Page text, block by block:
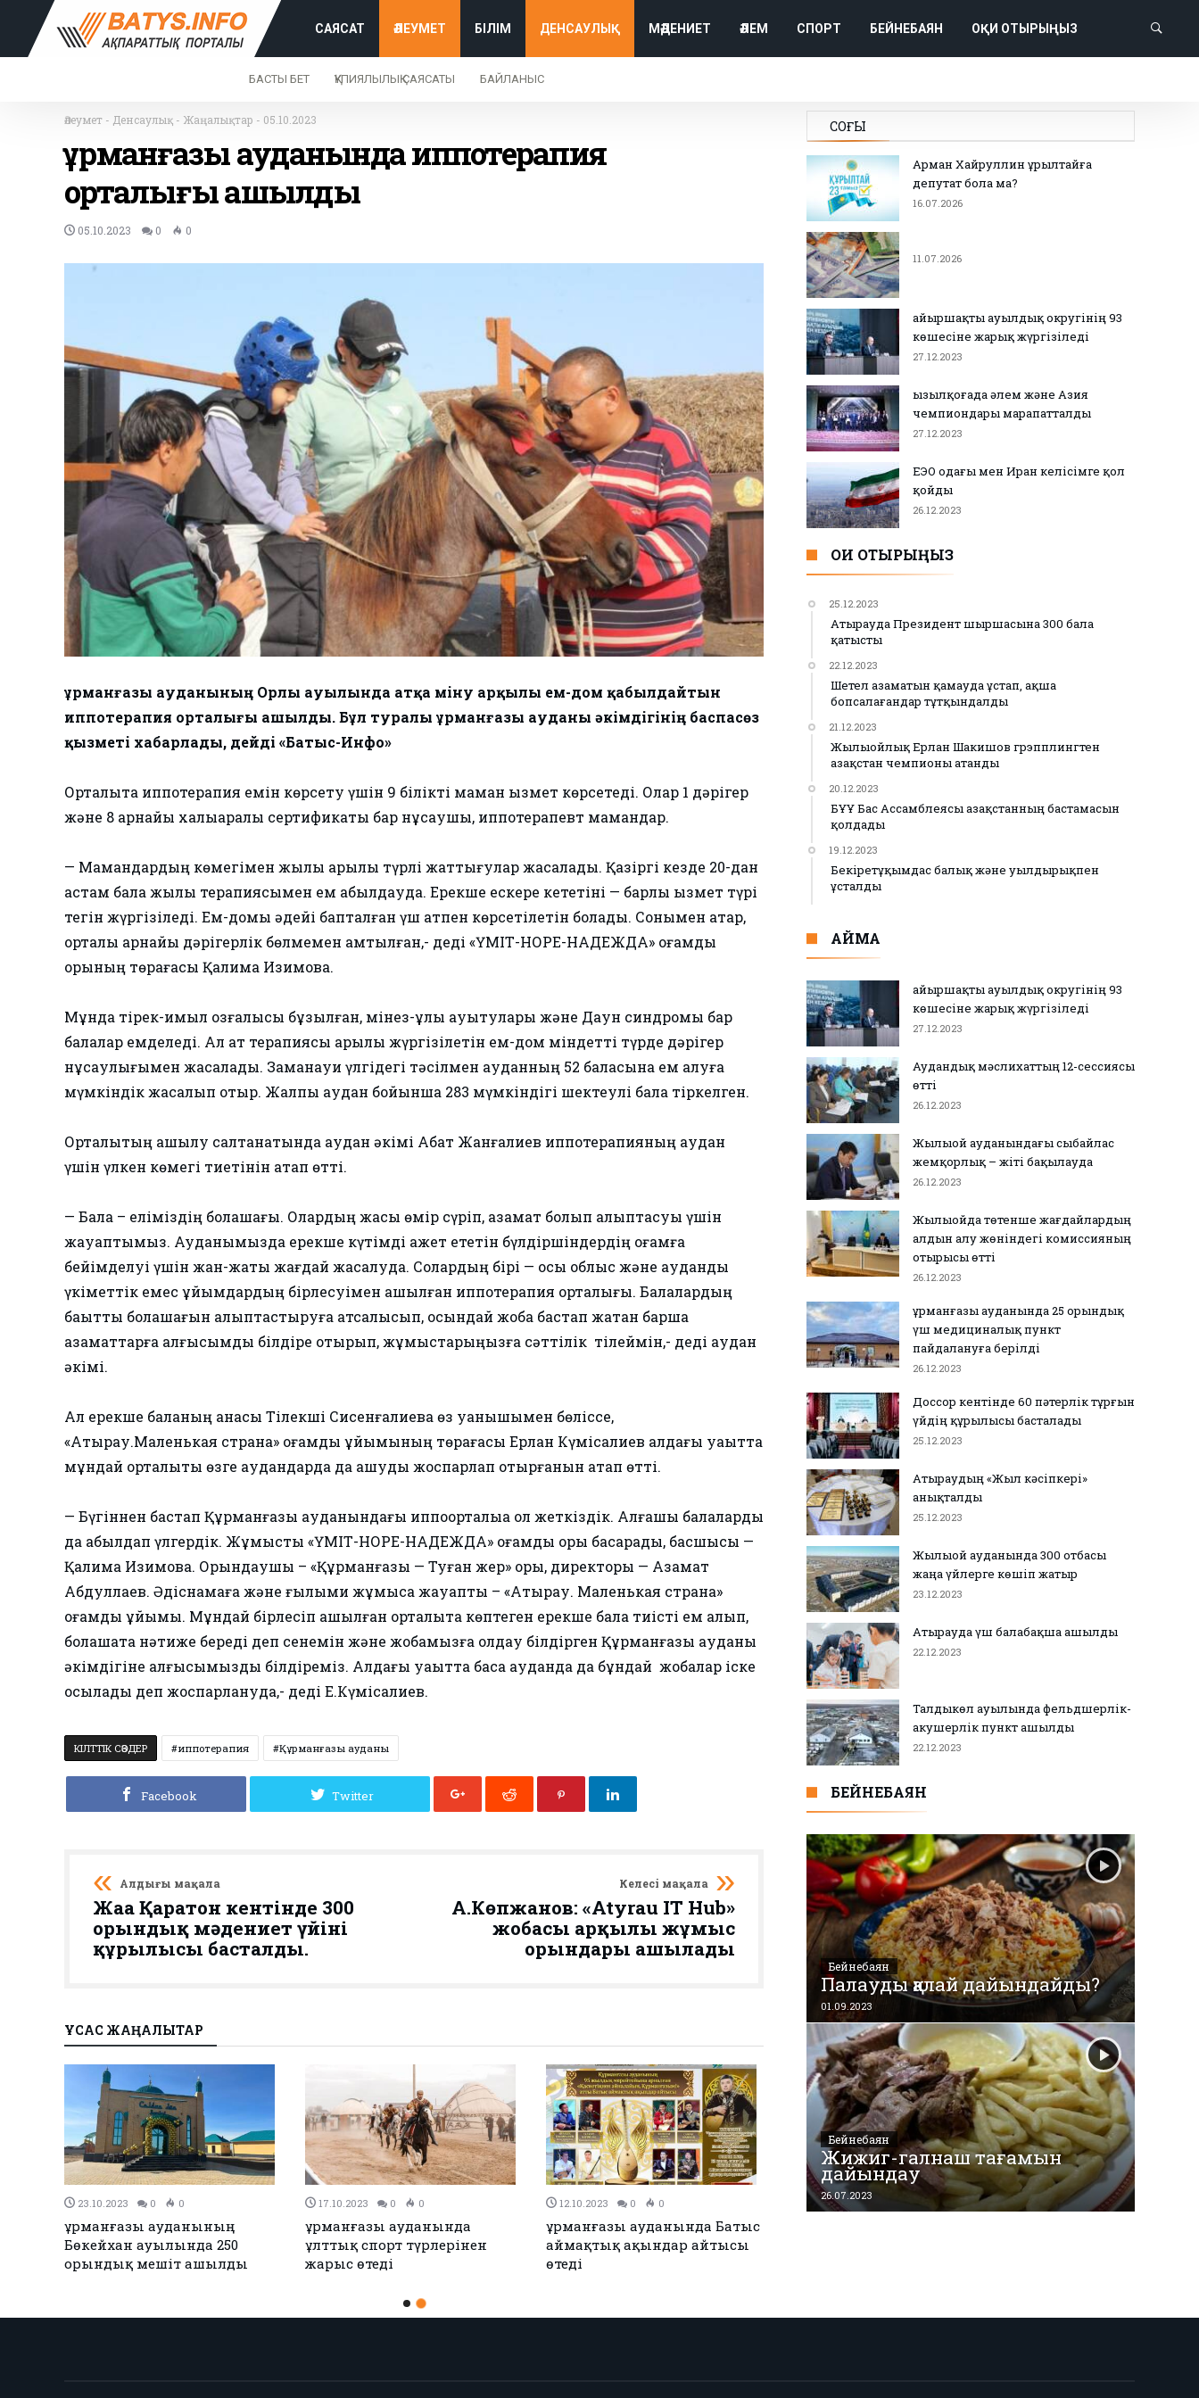
САЯСАТ ӘЛЕУМЕТ БІЛІМ ДЕНСАУЛЫҚ МӘДЕНИЕТ ӘЛЕМ СПОРТ БЕЙНЕБАЯН ОҚИ ОТЫРЫҢЫЗ
БАСТЫ БЕТ ҚҰПИЯЛЫЛЫҚ САЯСАТЫ БАЙЛАНЫС
Әлеумет - Денсаулық - Жаңалықтар - 05.10.2023
Құрманғазы ауданында иппотерапия
орталығы ашылды
05.10.2023 0 0
Құрманғазы ауданының Орлы ауылында атқа міну арқылы ем-дом қабылдайтын
иппотерапия орталығы ашылды. Бұл туралы Құрманғазы ауданы әкімдігінің баспасөз
қызметі хабарлады, дейді «Батыс-Инфо»
Орталықта иппотерапия емін көрсету үшін 9 білікті маман қызмет көрсетеді. Олар 1 дәрігер
және 8 арнайы халықаралық сертификаты бар нұсқаушы, иппотерапевт мамандар.
— Мамандардың көмегімен жылқы арқылы түрлі жаттығулар жасалады. Қазіргі кезде 20-дан
астам бала жылқы терапиясымен ем қабылдауда. Ерекше ескере кететіні — барлық қызмет түрі
тегін жүргізіледі. Ем-домы әдейі бапталған үш атпен көрсетілетін болады. Сонымен қатар,
орталық арнайы дәрігерлік бөлмемен қамтылған,- деді «ҮМІТ-НОРЕ-НАДЕЖДА» қоғамдық
қорының төрағасы Қалима Изимова.
Мұнда тірек-қимыл қозғалысы бұзылған, мінез-құлық ауытқулары және Даун синдромы бар
балалар емделеді. Ал ат терапиясы арқылы жүргізілетін ем-дом міндетті түрде дәрігер
нұсқаулығымен жасалады. Заманауи үлгідегі тәсілмен ауданның 52 баласына ем алуға
мүмкіндік жасалып отыр. Жалпы аудан бойынша 283 мүмкіндігі шектеулі бала тіркелген.
Орталықтың ашылу салтанатында аудан әкімі Абат Жанғалиев иппотерапияның аудан
үшін үлкен көмегі тиетінін атап өтті.
— Бала – еліміздің болашағы. Олардың жақсы өмір сүріп, азамат болып қалыптасуы үшін
жауаптымыз. Ауданымызда ерекше күтімді қажет ететін бүлдіршіндердің қоғамға
бейімделуі үшін жан-жақты жағдай жасалуда. Солардың бірі — осы облыс және аудандық
үкіметтік емес ұйымдардың бірлесуімен ашылған иппотерапия орталығы. Балалардың
бақытты болашағын қалыптастыруға атсалысып, осындай жоба бастап жатқан барша
азаматтарға алғысымды білдіре отырып, жұмыстарыңызға сәттілік тілеймін,- деді аудан
әкімі.
Ал ерекше баланың анасы Тілекші Сисенғалиева өз қуанышымен бөліссе,
«Атырау.Маленькая страна» қоғамдық ұйымының төрағасы Ерлан Күмісқалиев алдағы уақытта
мұндай орталықты өзге аудандарда да ашуды жоспарлап отырғанын атап өтті.
— Бүгіннен бастап Құрманғазы ауданындағы иппоорталыққа қол жеткіздік. Алғашқы балаларды
да қабылдап үлгердік. Жұмысты «ҮМІТ-НОРЕ-НАДЕЖДА» қоғамдық қоры басқарады, басшысы —
Қалима Изимова. Орындаушы – «Құрманғазы — Туған жер» қоры, директоры — Азамат
Абдуллаев. Әдіснамаға және ғылыми жұмысқа жауапты – «Атырау. Маленькая страна»
қоғамдық ұйымы. Мұндай бірлесіп ашылған орталықта көптеген ерекше бала тиісті ем алып,
болашақта нәтиже береді деп сенемін және жобамызға қолдау білдірген Құрманғазы ауданы
әкімдігіне алғысымызды білдіреміз. Алдағы уақытта басқа ауданда да бұндай жобалар іске
қосылады деп жоспарлануда,- деді Е.Күмісқалиев.
КІЛТТІК СӨЗДЕР иппотерапия Құрманғазы ауданы
Facebook Twitter
Алдыңғы мақала
Жаңа Қаратон кентінде 300
орындық мәдениет үйінің
құрылысы басталды.
Келесі мақала
А.Көпжанов: «Atyrau IT Hub»
жобасы арқылы жұмыс
орындары ашылады
ҰҚСАС ЖАҢАЛЫҚТАР
23.10.2023 0 0
Құрманғазы ауданының
Бөкейхан ауылында 250
орындық мешіт ашылды
17.10.2023 0 0
Құрманғазы ауданында
ұлттық спорт түрлерінен
жарыс өтеді
12.10.2023 0 0
Құрманғазы ауданында Батыс
аймақтық ақындар айтысы
өтеді
СОҢҒЫ
Арман Хайруллин Құрылтайға
депутат бола ма?
16.07.2026
11.07.2026
Қайыршақты ауылдық округінің 93
көшесіне жарық жүргізіледі
27.12.2023
Қызылқоғада әлем және Азия
чемпиондары марапатталды
27.12.2023
ЕЭО одағы мен Иран келісімге қол
қойды
26.12.2023
ОҚИ ОТЫРЫҢЫЗ
25.12.2023
Атырауда Президент шыршасына 300 бала
қатысты
22.12.2023
Шетел азаматын қамауда ұстап, ақша
бопсалағандар тұтқындалды
21.12.2023
Жылыойлық Ерлан Шакишов грэпплингтен
Қазақстан чемпионы атанды
20.12.2023
БҰҰ Бас Ассамблеясы Қазақстанның бастамасын
қолдады
19.12.2023
Бекіретұқымдас балық және уылдырықпен
ұсталды
АЙМАҚ
Қайыршақты ауылдық округінің 93
көшесіне жарық жүргізіледі
27.12.2023
Аудандық мәслихаттың 12-сессиясы
өтті
26.12.2023
Жылыой ауданындағы сыбайлас
жемқорлық – жіті бақылауда
26.12.2023
Жылыойда төтенше жағдайлардың
алдын алу жөніндегі комиссияның
отырысы өтті
26.12.2023
Құрманғазы ауданында 25 орындық
үш медициналық пункт
пайдалануға берілді
26.12.2023
Доссор кентінде 60 пәтерлік тұрғын
үйдің құрылысы басталады
25.12.2023
Атыраудың «Жыл кәсіпкері»
анықталды
25.12.2023
Жылыой ауданында 300 отбасы
жаңа үйлерге көшіп жатыр
23.12.2023
Атырауда үш балабақша ашылды
22.12.2023
Талдыкөл ауылында фельдшерлік-
акушерлік пункт ашылды
22.12.2023
БЕЙНЕБАЯН
Бейнебаян
Палауды қалай дайындайды?
01.09.2023
Бейнебаян
Жижиг-галнаш тағамын
дайындау
26.07.2023